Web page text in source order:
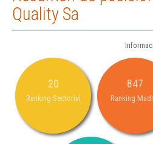
Quality Sa
20
Ranking Sectorial
847
Ranking